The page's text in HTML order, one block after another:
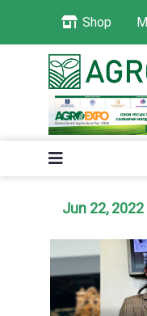
Shop
Jun 22, 2022